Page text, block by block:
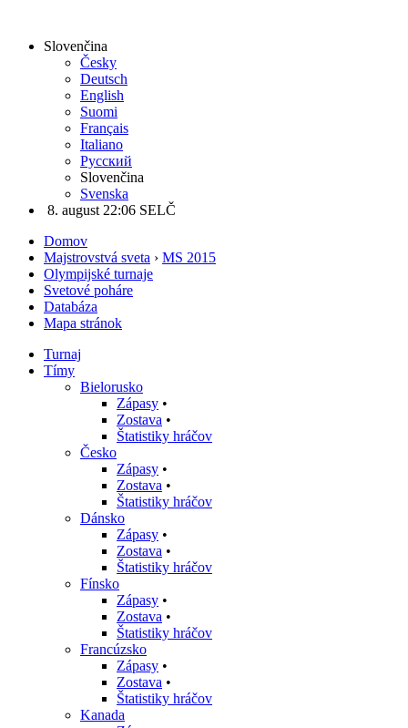
Slovenčina
Česky
Deutsch
English
Suomi
Français
Italiano
Русский
Slovenčina
Svenska
8. august 22:06 SELČ
Domov
Majstrovstvá sveta › MS 2015
Olympijské turnaje
Svetové poháre
Databáza
Mapa stránok
Turnaj
Tímy
Bielorusko
Zápasy •
Zostava •
Štatistiky hráčov
Česko
Zápasy •
Zostava •
Štatistiky hráčov
Dánsko
Zápasy •
Zostava •
Štatistiky hráčov
Fínsko
Zápasy •
Zostava •
Štatistiky hráčov
Francúzsko
Zápasy •
Zostava •
Štatistiky hráčov
Kanada